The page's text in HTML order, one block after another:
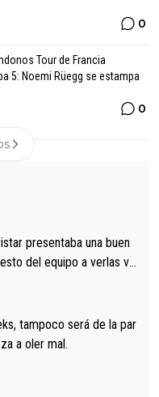
0
Tour de Francia
5: Noemi Rüegg se estampa
0
presentaba una buen
del equipo a verlas ve
Enric Más en San Seb
la mejoría, podríamos ten
tampoco será de la par
a oler mal.